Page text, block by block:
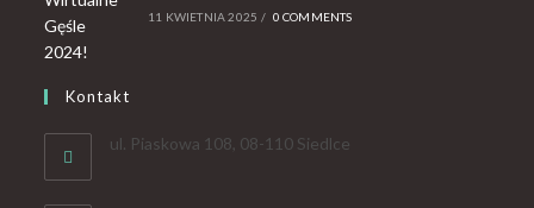
11 KWIETNIA 2025 / 0 COMMENTS
Kontakt
ul. Piaskowa 108, 08-110 Siedlce